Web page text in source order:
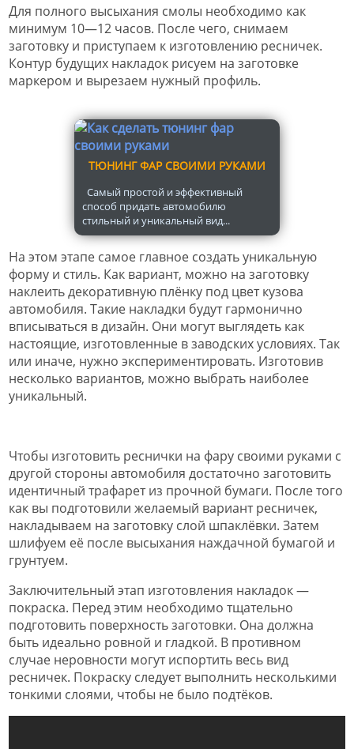
Для полного высыхания смолы необходимо как
минимум 10—12 часов. После чего, снимаем
заготовку и приступаем к изготовлению ресничек.
Контур будущих накладок рисуем на заготовке
маркером и вырезаем нужный профиль.
ТЮНИНГ ФАР СВОИМИ РУКАМИ
Самый простой и эффективный
способ придать автомобилю
стильный и уникальный вид...
На этом этапе самое главное создать уникальную
форму и стиль. Как вариант, можно на заготовку
наклеить декоративную плёнку под цвет кузова
автомобиля. Такие накладки будут гармонично
вписываться в дизайн. Они могут выглядеть как
настоящие, изготовленные в заводских условиях. Так
или иначе, нужно экспериментировать. Изготовив
несколько вариантов, можно выбрать наиболее
уникальный.
Чтобы изготовить реснички на фару своими руками с
другой стороны автомобиля достаточно заготовить
идентичный трафарет из прочной бумаги. После того
как вы подготовили желаемый вариант ресничек,
накладываем на заготовку слой шпаклёвки. Затем
шлифуем её после высыхания наждачной бумагой и
грунтуем.
Заключительный этап изготовления накладок —
покраска. Перед этим необходимо тщательно
подготовить поверхность заготовки. Она должна
быть идеально ровной и гладкой. В противном
случае неровности могут испортить весь вид
ресничек. Покраску следует выполнить несколькими
тонкими слоями, чтобы не было подтёков.